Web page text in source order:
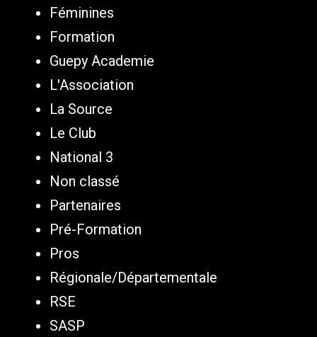
Féminines
Formation
Guepy Academie
L'Association
La Source
Le Club
National 3
Non classé
Partenaires
Pré-Formation
Pros
Régionale/Départementale
RSE
SASP